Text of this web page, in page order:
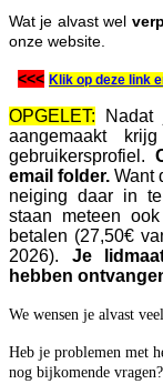
Wat je alvast wel
onze website.
<<< Klik op deze link
OPGELET: Nadat
aangemaakt
gebruikersprofiel.
email folder. Want
neiging daar in te
staan meteen
betalen (27,50€
2026). Je
hebben
We wensen je alvast
Heb je problemen met
nog bijkomende vragen?